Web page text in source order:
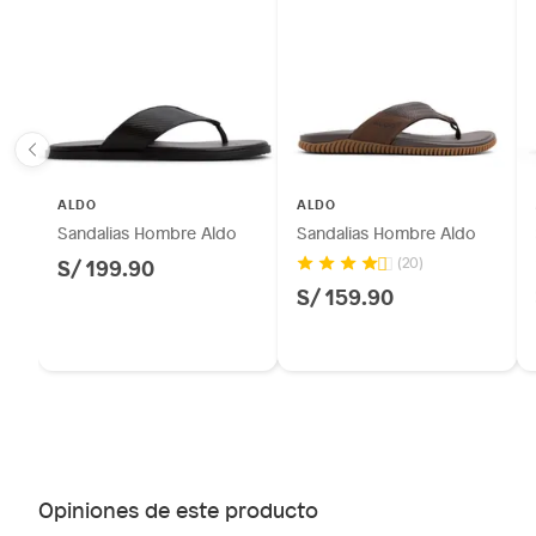
ALDO
Sandalias Hombre Aldo
S/ 199.90
ALDO
Sandalias Hombre Aldo
(20)
S/ 159.90
Opiniones de este producto